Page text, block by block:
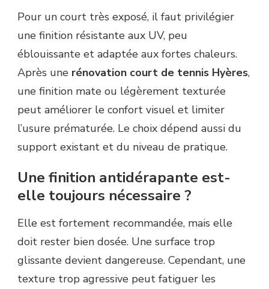
Pour un court très exposé, il faut privilégier
une finition résistante aux UV, peu
éblouissante et adaptée aux fortes chaleurs.
Après une rénovation court de tennis Hyères,
une finition mate ou légèrement texturée
peut améliorer le confort visuel et limiter
l’usure prématurée. Le choix dépend aussi du
support existant et du niveau de pratique.
Une finition antidérapante est-
elle toujours nécessaire ?
Elle est fortement recommandée, mais elle
doit rester bien dosée. Une surface trop
glissante devient dangereuse. Cependant, une
texture trop agressive peut fatiguer les